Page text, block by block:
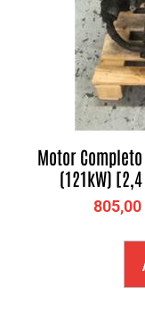
Motor
(121kW) [2,4
805,00